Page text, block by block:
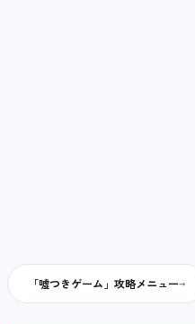
「嘘つきゲーム」攻略メニュー